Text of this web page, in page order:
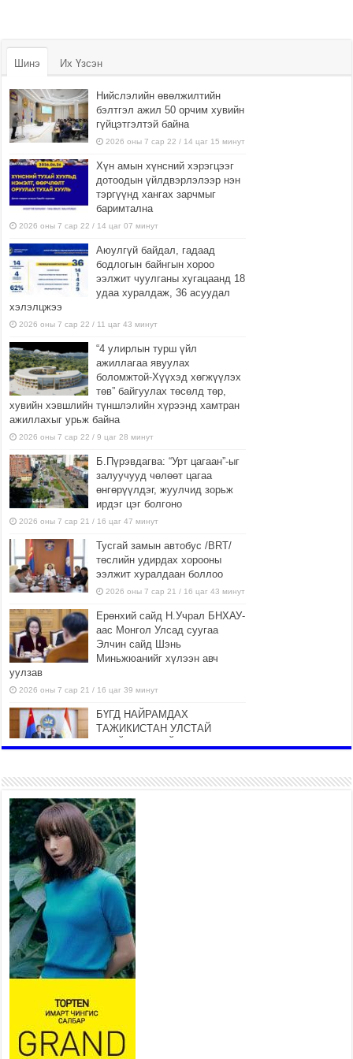
Шинэ Их Үзсэн
Нийслэлийн өвөлжилтийн
бэлтгэл ажил 50 орчим хувийн
гүйцэтгэлтэй байна
2026 оны 7 сар 22 / 14 цаг 15 минут
Хүн амын хүнсний хэрэгцээг
дотоодын үйлдвэрлэлээр нэн
тэргүүнд хангах зарчмыг
баримтална
2026 оны 7 сар 22 / 14 цаг 07 минут
Аюулгүй байдал, гадаад
бодлогын байнгын хороо
ээлжит чуулганы хугацаанд 18
удаа хуралдаж, 36 асуудал
хэлэлцжээ
2026 оны 7 сар 22 / 11 цаг 43 минут
“4 улирлын турш үйл
ажиллагаа явуулах
боломжтой-Хүүхэд хөгжүүлэх
төв” байгуулах төсөлд төр,
хувийн хэвшлийн түншлэлийн хүрээнд хамтран
ажиллахыг урьж байна
2026 оны 7 сар 22 / 9 цаг 28 минут
Б.Пүрэвдагва: “Урт цагаан”-ыг
залуучууд чөлөөт цагаа
өнгөрүүлдэг, жуулчид зорьж
ирдэг цэг болгоно
2026 оны 7 сар 21 / 16 цаг 47 минут
Тусгай замын автобус /BRT/
төслийн удирдах хорооны
ээлжит хуралдаан боллоо
2026 оны 7 сар 21 / 16 цаг 43 минут
Ерөнхий сайд Н.Учрал БНХАУ-
аас Монгол Улсад суугаа
Элчин сайд Шэнь
Миньжюанийг хүлээн авч
уулзав
2026 оны 7 сар 21 / 16 цаг 39 минут
БҮГД НАЙРАМДАХ
ТАЖИКИСТАН УЛСТАЙ
26,992 суралцагч хотхоны бага
сургуульд, 8100 суралцагч
төрөлжсөн ахлах сургуульд
суралцана
2026 оны 7 сар 21 / 13 цаг 43 минут
COP17 хурлын үеэрх замын
хөдөлгөөн, нийтийн тээврийн
зохицуулалт, сургууль,
цэцэрлэг, зах, худалдааны
төвийн ажиллах хуваарийг гаргаж, иргэдэд
мэдээлэхийг үүрэг болголоо
2026 оны 7 сар 21 / 11 цаг 59 минут
Гэр бүлийн хэрэг шүүхэд хянан шийдвэрлэх
тухай хуулиар хүүхдийн дээд ашиг сонирхлыг
нэн тэргүүнд хангахыг баталгаажууллаа
2026 оны 7 сар 21 / 11 цаг 42 минут